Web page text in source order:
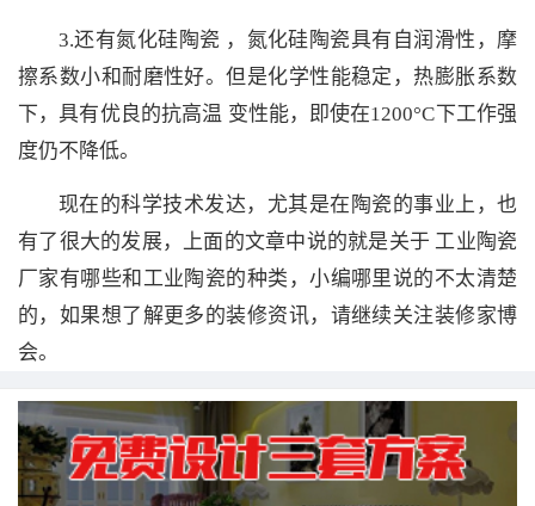
3.还有氮化硅陶瓷 ，氮化硅陶瓷具有自润滑性，摩
擦系数小和耐磨性好。但是化学性能稳定，热膨胀系数
下，具有优良的抗高温 变性能，即使在1200°C下工作强
度仍不降低。
现在的科学技术发达，尤其是在陶瓷的事业上，也
有了很大的发展，上面的文章中说的就是关于 工业陶瓷
厂家有哪些和工业陶瓷的种类，小编哪里说的不太清楚
的，如果想了解更多的装修资讯，请继续关注装修家博
会。